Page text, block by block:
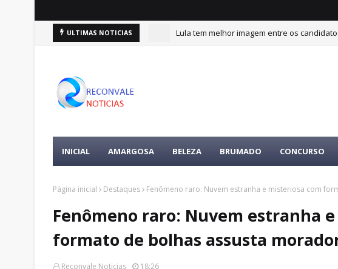
ULTIMAS NOTICIAS Lula tem melhor imagem entre os
INICIAL AMARGOSA BELEZA BRUMADO CONCURSO
Página inicial Destaques Fenômeno raro: Nuvem estranha e misteriosa com
Fenômeno raro: Nuvem estranha
formato de bolhas assusta
Reconvale Noticias 18:26